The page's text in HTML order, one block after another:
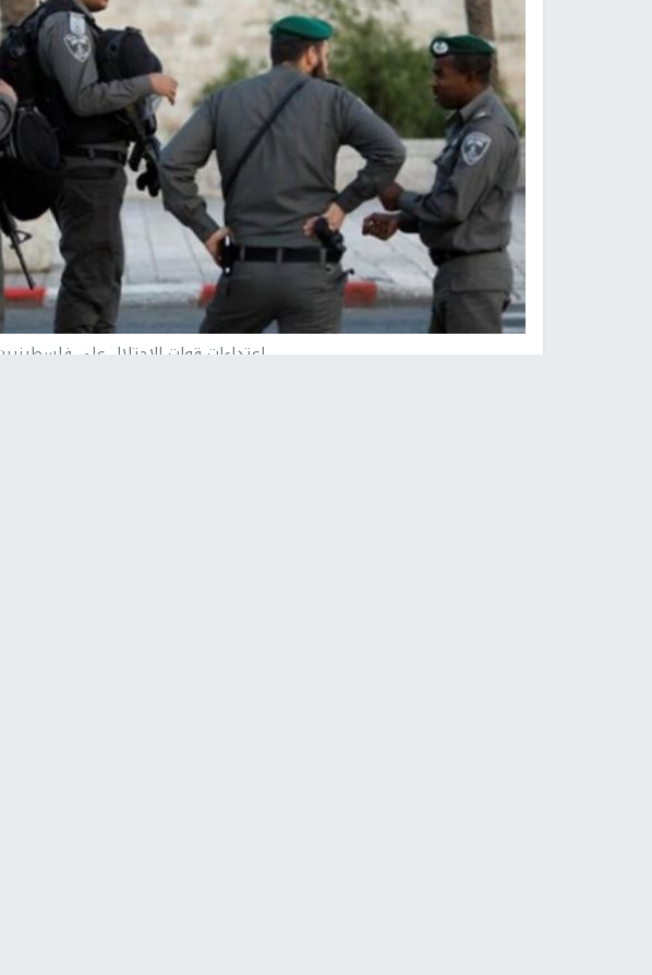
اعتداءات قوات الاحتلال على فلسطينيين